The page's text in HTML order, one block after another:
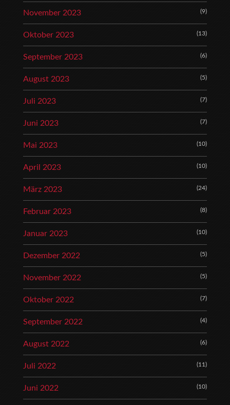
November 2023 (9)
Oktober 2023 (13)
September 2023 (6)
August 2023 (5)
Juli 2023 (7)
Juni 2023 (7)
Mai 2023 (10)
April 2023 (10)
März 2023 (24)
Februar 2023 (8)
Januar 2023 (10)
Dezember 2022 (5)
November 2022 (5)
Oktober 2022 (7)
September 2022 (4)
August 2022 (6)
Juli 2022 (11)
Juni 2022 (10)